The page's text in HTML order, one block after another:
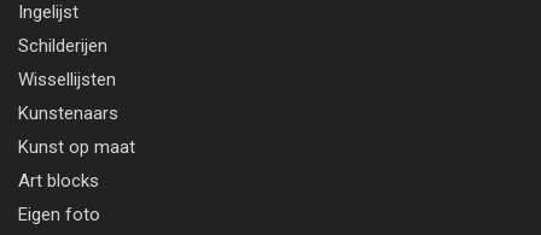
Ingelijst
Schilderijen
Wissellijsten
Kunstenaars
Kunst op maat
Art blocks
Eigen foto